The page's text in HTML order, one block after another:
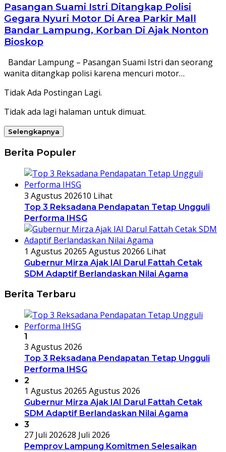
Pasangan Suami Istri Ditangkap Polisi
Gegara Nyuri Motor Di Area Parkir Mall
Bandar Lampung, Korban Di Ajak Nonton
Bioskop
Bandar Lampung – Pasangan Suami Istri dan seorang
wanita ditangkap polisi karena mencuri motor…
Tidak Ada Postingan Lagi.
Tidak ada lagi halaman untuk dimuat.
Selengkapnya
Berita Populer
3 Agustus 202610 Lihat
Top 3 Reksadana Pendapatan Tetap Ungguli
Performa IHSG
1 Agustus 20265 Agustus 20266 Lihat
Gubernur Mirza Ajak IAI Darul Fattah Cetak
SDM Adaptif Berlandaskan Nilai Agama
Berita Terbaru
1
3 Agustus 2026
Top 3 Reksadana Pendapatan Tetap Ungguli
Performa IHSG
2
1 Agustus 20265 Agustus 2026
Gubernur Mirza Ajak IAI Darul Fattah Cetak
SDM Adaptif Berlandaskan Nilai Agama
3
27 Juli 202628 Juli 2026
Pemprov Lampung Komitmen Selesaikan